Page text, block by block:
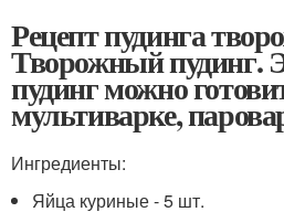
Рецепт пудинга
Творожный пудинг.
пудинг можно
мультиварке,
Ингредиенты:
Яйца куриные - 5 шт.